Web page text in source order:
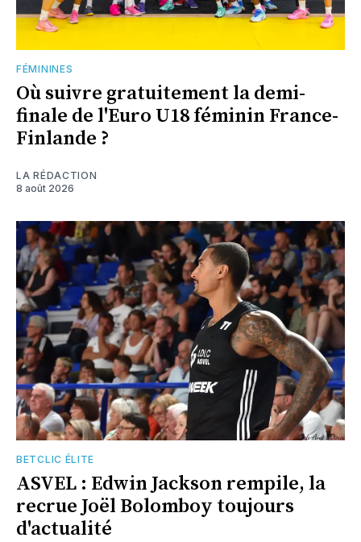
FÉMININES
Où suivre gratuitement la demi-
finale de l'Euro U18 féminin France-
Finlande ?
LA RÉDACTION
8 août 2026
BETCLIC ÉLITE
ASVEL : Edwin Jackson rempile, la
recrue Joël Bolomboy toujours
d'actualité